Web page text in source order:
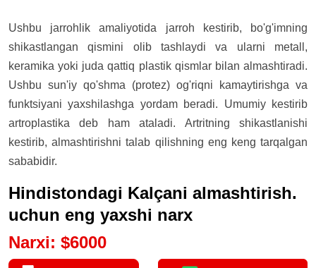
Ushbu jarrohlik amaliyotida jarroh kestirib, bo'g'imning
shikastlangan qismini olib tashlaydi va ularni metall,
keramika yoki juda qattiq plastik qismlar bilan almashtiradi.
Ushbu sun'iy qo'shma (protez) og'riqni kamaytirishga va
funktsiyani yaxshilashga yordam beradi. Umumiy kestirib
artroplastika deb ham ataladi. Artritning shikastlanishi
kestirib, almashtirishni talab qilishning eng keng tarqalgan
sababidir.
Hindistondagi Kalçani almashtirish.
uchun eng yaxshi narx
Narxi: $6000